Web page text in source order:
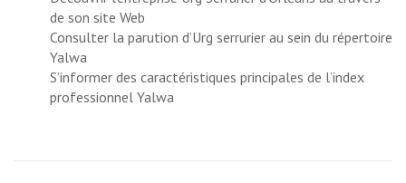
de son site Web
Consulter la parution d’Urg serrurier au sein du répertoire
Yalwa
S’informer des caractéristiques principales de l’index
professionnel Yalwa